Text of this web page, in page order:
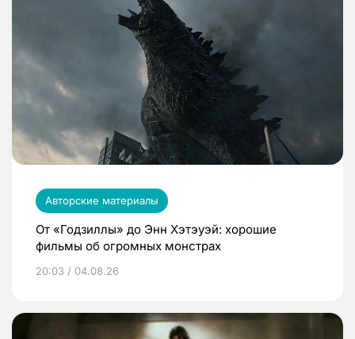
Авторские материалы
От «Годзиллы» до Энн Хэтэуэй: хорошие
фильмы об огромных монстрах
20:03 / 04.08.26